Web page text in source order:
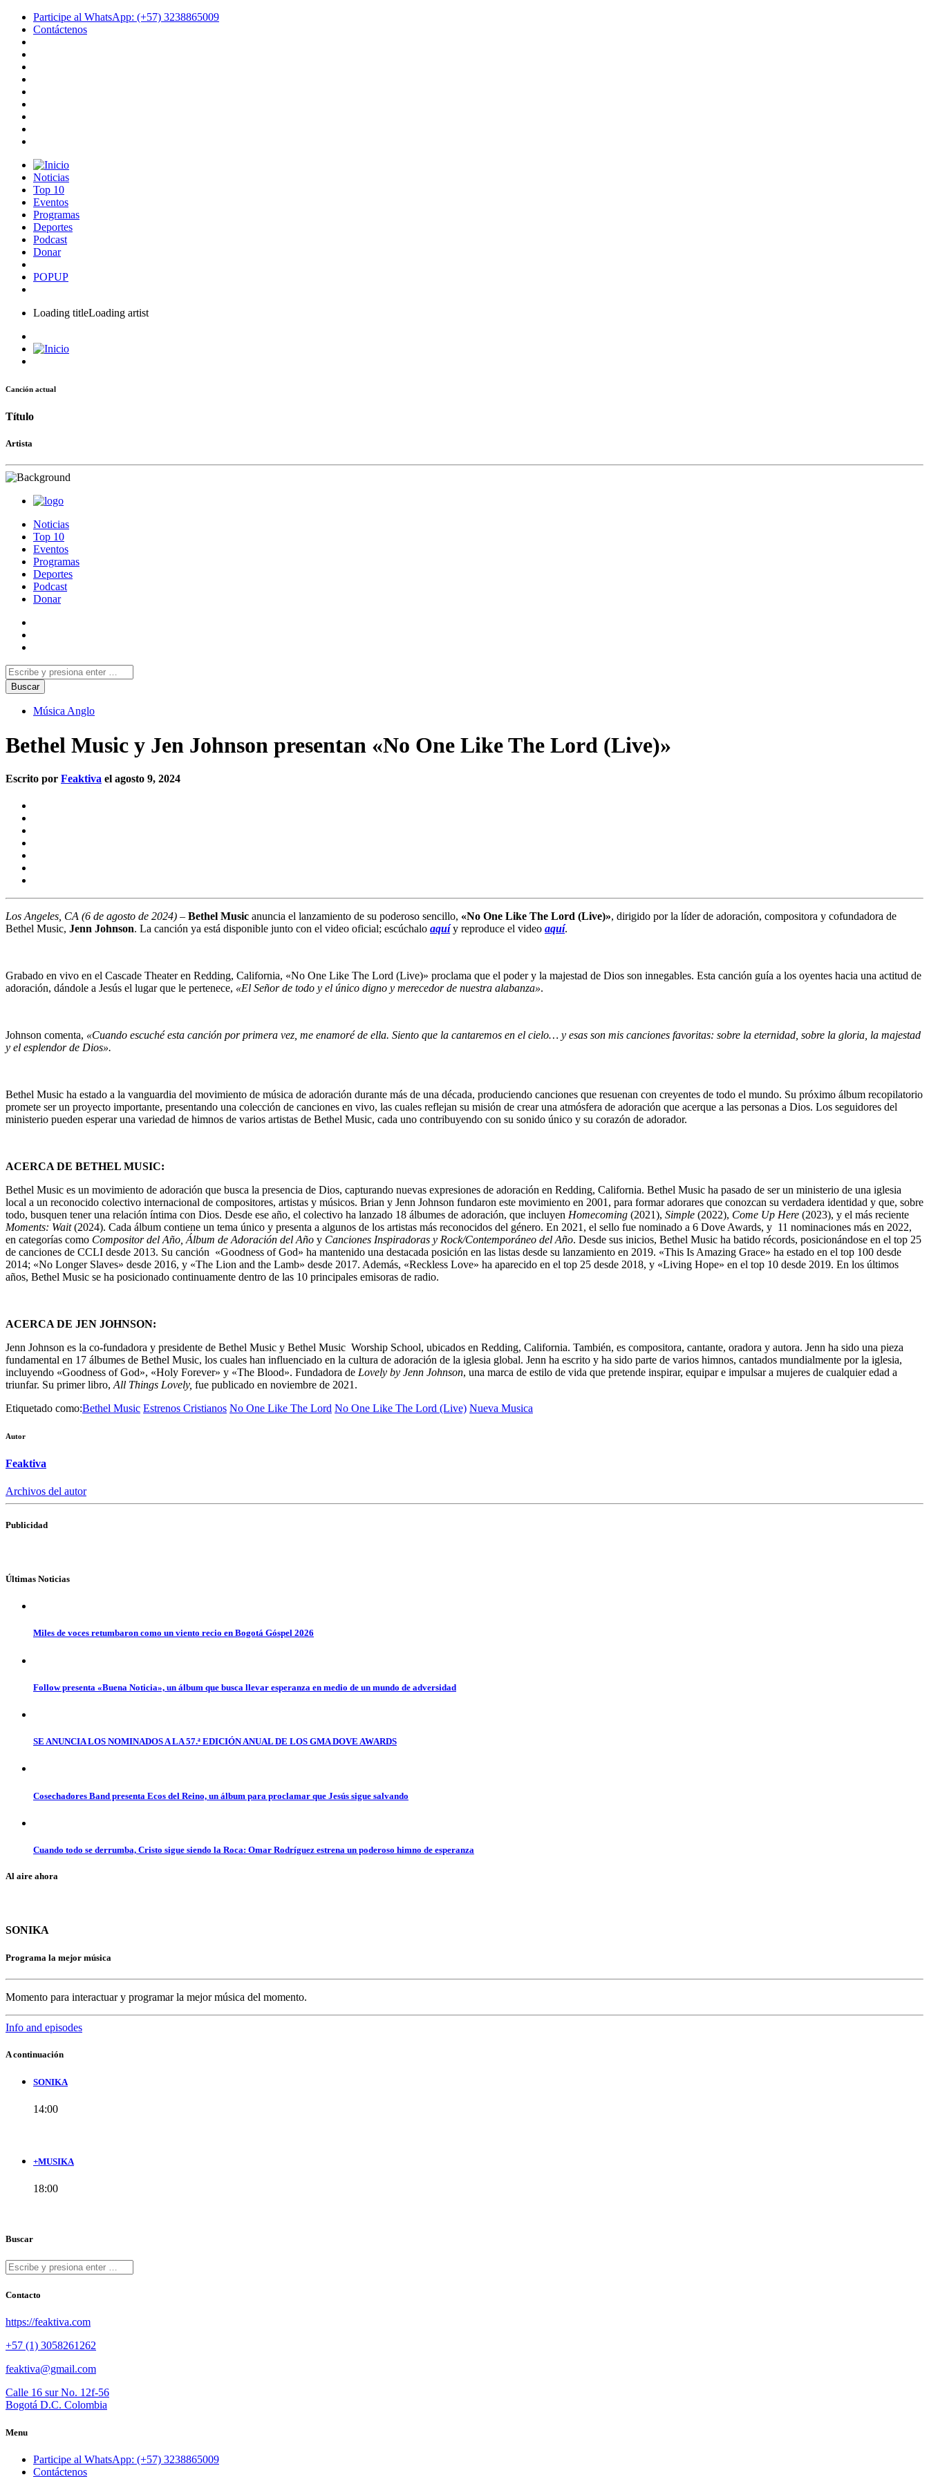
Participe al WhatsApp: (+57) 3238865009
Contáctenos
Noticias
Top 10
Eventos
Programas
Deportes
Podcast
Donar
POPUP
Loading titleLoading artist
Canción actual
Título
Artista
Noticias
Top 10
Eventos
Programas
Deportes
Podcast
Donar
Música Anglo
Bethel Music y Jen Johnson presentan «No One Like The Lord (Live)»
Escrito por Feaktiva el agosto 9, 2024
Los Angeles, CA (6 de agosto de 2024) – Bethel Music anuncia el lanzamiento de su poderoso sencillo, «No One Like The Lord (Live)», dirigido por la líder de adoración, compositora y cofundadora de
Bethel Music, Jenn Johnson. La canción ya está disponible junto con el video oficial; escúchalo aquíy reproduce el video aquí.
Grabado en vivo en el Cascade Theater en Redding, California, «No One Like The Lord (Live)» proclama que el poder y la majestad de Dios son innegables. Esta canción guía a los oyentes hacia una actitud de
adoración, dándole a Jesús el lugar que le pertenece, «El Señor de todo y el único digno y merecedor de nuestra alabanza».
Johnson comenta, «Cuando escuché esta canción por primera vez, me enamoré de ella. Siento que la cantaremos en el cielo… y esas son mis canciones favoritas: sobre la eternidad, sobre la gloria, la majestad
y el esplendor de Dios».
Bethel Music ha estado a la vanguardia del movimiento de música de adoración durante más de una década, produciendo canciones que resuenan con creyentes de todo el mundo. Su próximo álbum recopilatorio
promete ser un proyecto importante, presentando una colección de canciones en vivo, las cuales reflejan su misión de crear una atmósfera de adoración que acerque a las personas a Dios. Los seguidores del
ministerio pueden esperar una variedad de himnos de varios artistas de Bethel Music, cada uno contribuyendo con su sonido único y su corazón de adorador.
ACERCA DE BETHEL MUSIC:
Bethel Music es un movimiento de adoración que busca la presencia de Dios, capturando nuevas expresiones de adoración en Redding, California. Bethel Music ha pasado de ser un ministerio de una iglesia
local a un reconocido colectivo internacional de compositores, artistas y músicos. Brian y Jenn Johnson fundaron este movimiento en 2001, para formar adorares que conozcan su verdadera identidad y que, sobre
todo, busquen tener una relación íntima con Dios. Desde ese año, el colectivo ha lanzado 18 álbumes de adoración, que incluyen Homecoming (2021), Simple (2022), Come Up Here (2023), y el más reciente
Moments: Wait(2024). Cada álbum contiene un tema único y presenta a algunos de los artistas más reconocidos del género. En 2021, el sello fue nominado a 6 Dove Awards, y 11 nominaciones más en 2022,
en categorías como Compositor del Año, Álbum de Adoración del Año y Canciones Inspiradoras y Rock/Contemporáneo del Año. Desde sus inicios, Bethel Music ha batido récords, posicionándose en el top 25
de canciones de CCLI desde 2013. Su canción «Goodness of God» ha mantenido una destacada posición en las listas desde su lanzamiento en 2019. «This Is Amazing Grace» ha estado en el top 100 desde
2014; «No Longer Slaves» desde 2016, y «The Lion and the Lamb» desde 2017. Además, «Reckless Love» ha aparecido en el top 25 desde 2018, y «Living Hope» en el top 10 desde 2019. En los últimos
años, Bethel Music se ha posicionado continuamente dentro de las 10 principales emisoras de radio.
ACERCA DE JEN JOHNSON:
Jenn Johnson es la co-fundadora y presidente de Bethel Music y Bethel Music Worship School, ubicados en Redding, California. También, es compositora, cantante, oradora y autora. Jenn ha sido una pieza
fundamental en 17 álbumes de Bethel Music, los cuales han influenciado en la cultura de adoración de la iglesia global. Jenn ha escrito y ha sido parte de varios himnos, cantados mundialmente por la iglesia,
incluyendo «Goodness of God», «Holy Forever» y «The Blood». Fundadora de Lovely by Jenn Johnson, una marca de estilo de vida que pretende inspirar, equipar e impulsar a mujeres de cualquier edad a
triunfar. Su primer libro,All Things Lovely, fue publicado en noviembre de 2021.
Etiquetado como:Bethel Music Estrenos Cristianos No One Like The Lord No One Like The Lord (Live) Nueva Musica
Autor
Feaktiva
Archivos del autor
Publicidad
Últimas Noticias
Miles de voces retumbaron como un viento recio en Bogotá Góspel 2026
Follow presenta «Buena Noticia», un álbum que busca llevar esperanza en medio de un mundo de adversidad
SE ANUNCIA LOS NOMINADOS A LA 57.ª EDICIÓN ANUAL DE LOS GMA DOVE AWARDS
Cosechadores Band presenta Ecos del Reino, un álbum para proclamar que Jesús sigue salvando
Cuando todo se derrumba, Cristo sigue siendo la Roca: Omar Rodríguez estrena un poderoso himno de esperanza
Al aire ahora
SONIKA
Programa la mejor música
Momento para interactuar y programar la mejor música del momento.
Info and episodes
A continuación
SONIKA
14:00
+MUSIKA
18:00
Buscar
Contacto
https://feaktiva.com
+57 (1) 3058261262
feaktiva@gmail.com
Calle 16 sur No. 12f-56
Bogotá D.C. Colombia
Menu
Participe al WhatsApp: (+57) 3238865009
Contáctenos